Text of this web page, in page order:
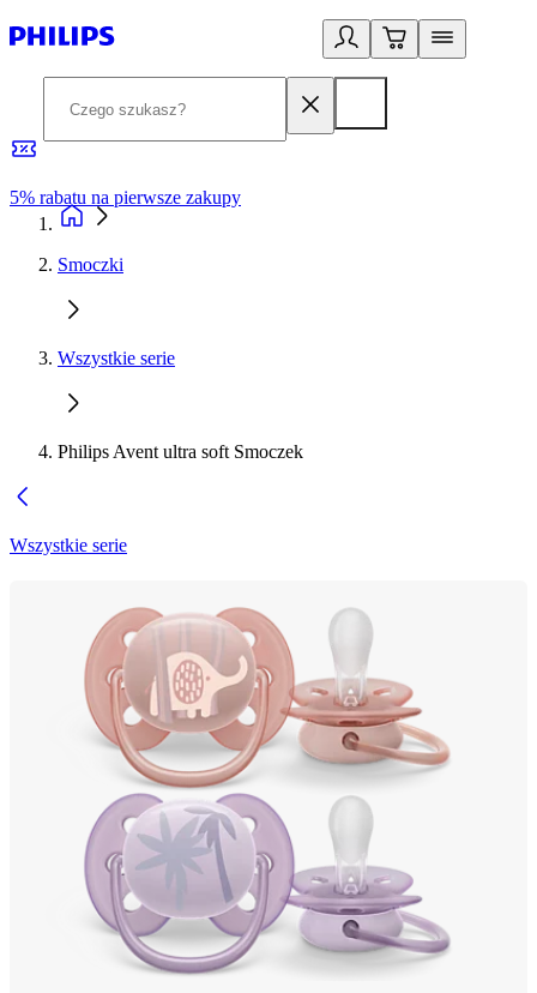
5% rabatu na pierwsze zakupy
Smoczki
Wszystkie serie
Philips Avent ultra soft Smoczek
Wszystkie serie